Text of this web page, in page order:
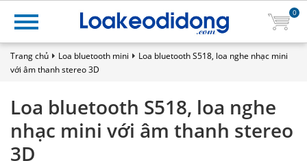
0
Trang chủ Loa bluetooth mini
Loa bluetooth S518, loa nghe nhạc mini
với âm thanh stereo 3D
Loa bluetooth S518, loa nghe
nhạc mini với âm thanh stereo
3D